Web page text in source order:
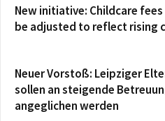
New initiative: Childcare
be adjusted to reflect rising
Neuer Vorstoß: Leipziger
sollen an steigende
angeglichen werden